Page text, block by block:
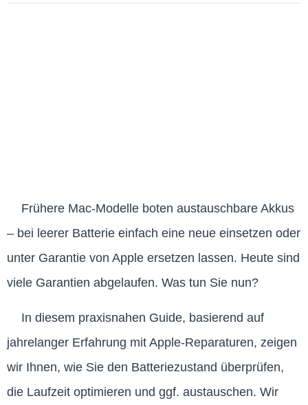
Frühere Mac-Modelle boten austauschbare Akkus
– bei leerer Batterie einfach eine neue einsetzen oder
unter Garantie von Apple ersetzen lassen. Heute sind
viele Garantien abgelaufen. Was tun Sie nun?
In diesem praxisnahen Guide, basierend auf
jahrelanger Erfahrung mit Apple-Reparaturen, zeigen
wir Ihnen, wie Sie den Batteriezustand überprüfen,
die Laufzeit optimieren und ggf. austauschen. Wir